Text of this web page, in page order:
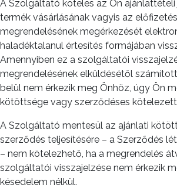
A Szolgáltató köteles az Ön
termék vásárlásának vagyis az
megrendelésének megérkezését
haladéktalanul értesítés formájában
Amennyiben ez a szolgáltatói
megrendelésének elküldésétől
belül nem érkezik meg Önhöz, úgy Ön
kötöttsége vagy szerződéses
A Szolgáltató mentesül az ajánlati
szerződés teljesítésére – a Szerződés
– nem kötelezhető, ha a megrendelés
szolgáltatói visszajelzése nem érkezik
késedelem nélkül.